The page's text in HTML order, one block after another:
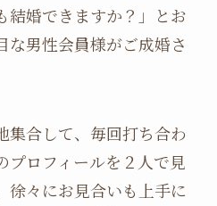
結婚できますか？」とお
な男性会員様がご成婚さ
集合して、毎回打ち合わ
プロフィールを２人で見
徐々にお見合いも上手に